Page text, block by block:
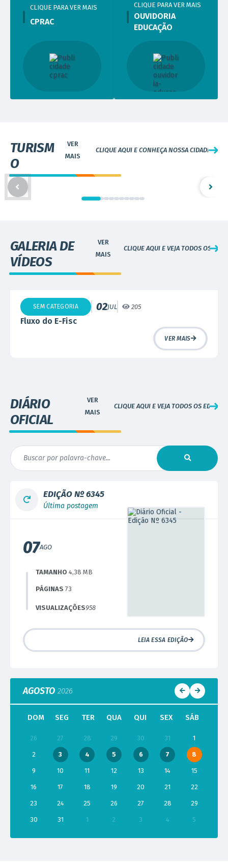
CPRAC
CLIQUE PARA VER MAIS
OUVIDORIA
EDUCAÇÃO
CLIQUE PARA VER MAIS
TURISM
O
CLIQUE AQUI E CONHEÇA NOSSA CIDADE
GALERIA DE
VÍDEOS
CLIQUE AQUI E VEJA TODOS OS
SEM CATEGORIA 02JUL
Fluxo do E-Fisc
205
VER MAIS
DIÁRIO
OFICIAL
CLIQUE AQUI E VEJA TODOS OS EDITAIS
AGOSTO 2026
DOM SEG TER QUA QUI SEX SÁB
26 27 28 29 30 31 1
2 3 4 5 6 7 8
9 10 11 12 13 14 15
16 17 18 19 20 21 22
23 24 25 26 27 28 29
30 31 1 2 3 4 5
Última postagem
EDIÇÃO Nº6345
TAMANHO 4,38 MB
PÁGINAS 73
07AGO
958
VISUALIZAÇÕES
LEIA ESSA EDIÇÃO